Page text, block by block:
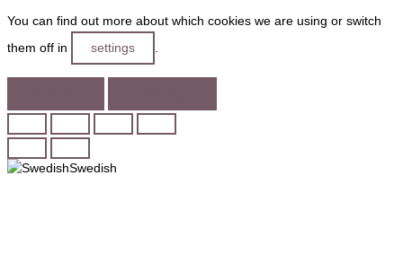
You can find out more about which cookies we are using or switch
them off in
settings .
Swedish